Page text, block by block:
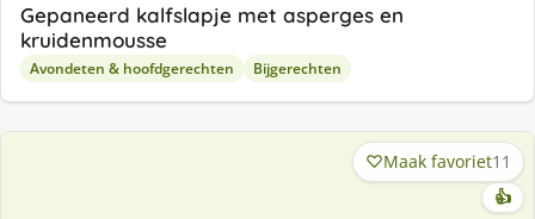
Gepaneerd kalfslapje met asperges en
kruidenmousse
Avondeten & hoofdgerechten Bijgerechten
Maak favoriet11
👍